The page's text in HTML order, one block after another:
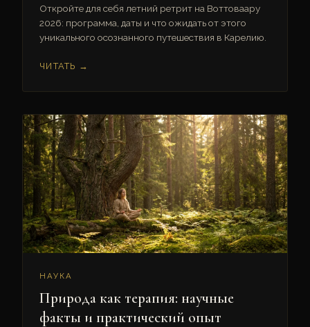
Откройте для себя летний ретрит на Воттоваару
2026: программа, даты и что ожидать от этого
уникального осознанного путешествия в Карелию.
ЧИТАТЬ →
НАУКА
Природа как терапия: научные
факты и практический опыт